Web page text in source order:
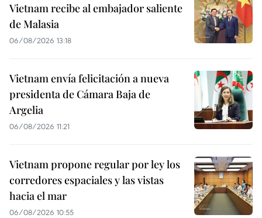
Vietnam recibe al embajador saliente
de Malasia
06/08/2026 13:18
Vietnam envía felicitación a nueva
presidenta de Cámara Baja de
Argelia
06/08/2026 11:21
Vietnam propone regular por ley los
corredores espaciales y las vistas
hacia el mar
06/08/2026 10:55